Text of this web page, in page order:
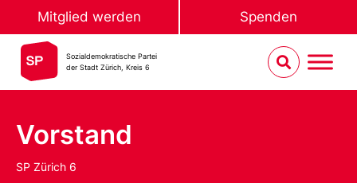
Mitglied werden Spenden
Sozialdemokratische Partei
der Stadt Zürich, Kreis 6
Vorstand
SP Zürich 6